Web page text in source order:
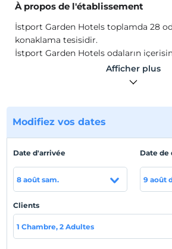
À propos de l'établissement
İstport Garden Hotels toplamda 28
konaklama tesisidir.
İstport Garden Hotels odaların
mini bar, çay -kahve setup, saç
ve buklet malzemeleri mevcuttur.
İstanbul Havalimanı'na 5 km
carte
Politiques de l'hôtel
enregistrement
Après 14:00
Afficher plus
Modifiez vos dates
Date d'arrivée
8 août sam.
Date de
9 août
Clients
1 Chambre, 2 Adultes